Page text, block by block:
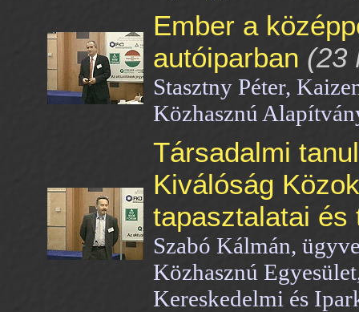
Ember a
autóiparban (23
Stasztny Péter,
Közhasznú
Társadalmi
Kiválóság
tapasztalatai és
Szabó Kálmán,
Közhasznú
Kereskedelmi és